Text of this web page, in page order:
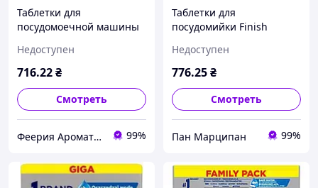
Таблетки для
посудомоечной машины
Max 100 шт. (Польша)
Недоступен
716.22₴
Смотреть
Феерия Ароматов 99%
Таблетки для
посудомийки Finish
Недоступен
776.25₴
Смотреть
Пан Марципан 99%